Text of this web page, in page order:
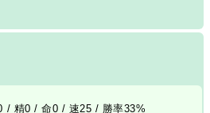
/ 精0 / 命0 / 速25 / 勝率33%